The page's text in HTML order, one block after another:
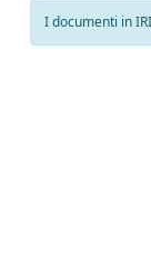
I documenti in